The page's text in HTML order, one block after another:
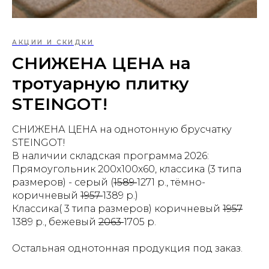
АКЦИИ И СКИДКИ
СНИЖЕНА ЦЕНА на
тротуарную плитку
STEINGOT!
СНИЖЕНА ЦЕНА на однотонную брусчатку
STEINGOT!
В наличии складская программа 2026:
Прямоугольник 200х100х60, классика (3 типа
размеров) - серый (15891271 р., тёмно-
коричневый 19571389 р.)
Классика( 3 типа размеров) коричневый 1957
1389 р., бежевый 20631705 р.
Остальная однотонная продукция под заказ.